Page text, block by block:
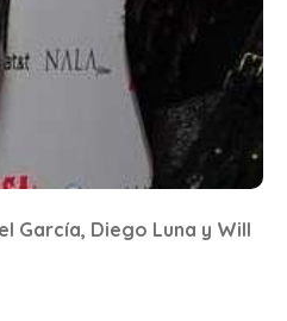
García, Diego Luna y Will